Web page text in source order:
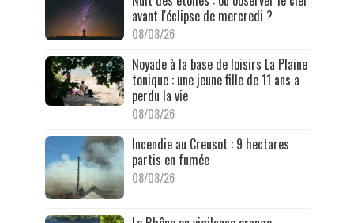
avant l'éclipse de mercredi ?
08/08/26
Noyade à la base de loisirs La Plaine
tonique : une jeune fille de 11 ans a
perdu la vie
08/08/26
Incendie au Creusot : 9 hectares
partis en fumée
08/08/26